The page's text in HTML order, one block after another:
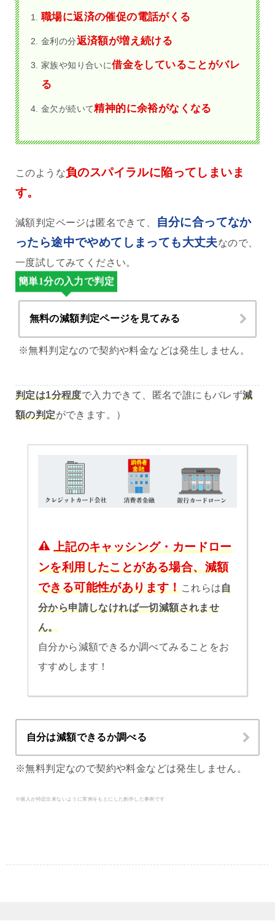
職場に返済の催促の電話がくる
金利の分返済額が増え続ける
家族や知り合いに借金をしていることがバレ
る
金欠が続いて精神的に余裕がなくなる
このような負のスパイラルに陥ってしまいま
す。
減額判定ページは匿名できて、
自分に合ってなか
ったら途中でやめてしまっても大丈夫なので、
一度試してみてください。
簡単1分の入力で判定
無料の減額判定ページを見てみる
※無料判定なので契約や料金などは発生しません。
判定は1分程度で入力できて、匿名で誰にもバレず減
額の判定ができます。）
上記のキャッシング・カードロー
ンを利用したことがある場合、減額
できる可能性があります！これらは自
分から申請しなければ一切減額されませ
ん。
自分から減額できるか調べてみることをお
すすめします！
自分は減額できるか調べる
※無料判定なので契約や料金などは発生しません。
※個人が特定出来ないように実例をもとにした創作した事例です